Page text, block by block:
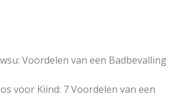
Voordelen van een Badbevalling
voor Kiind: 7 Voordelen van een